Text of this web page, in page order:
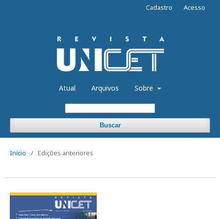
Atual Arquivos Sobre
Buscar
Cadastro Acesso
Início / Edições anteriores